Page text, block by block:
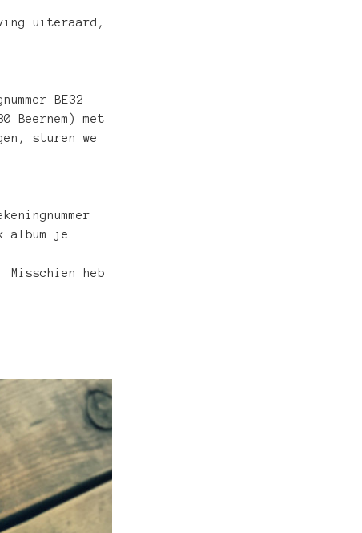
uiteraard,
BE32
Beernem) met
sturen we
album je
heb